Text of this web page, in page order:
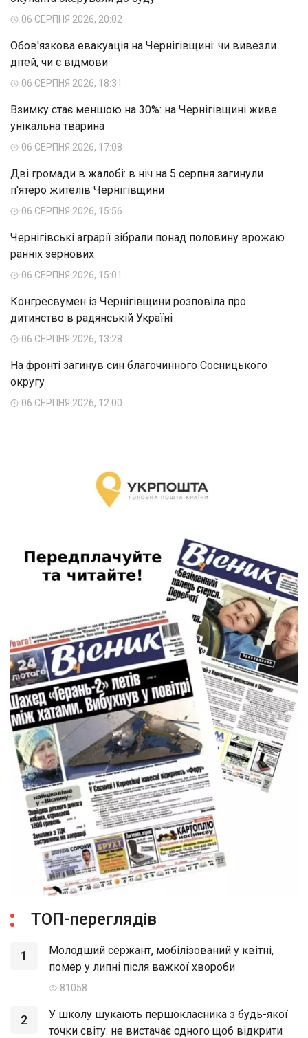
06 СЕРПНЯ 2026, 20:02
Обов'язкова евакуація на Чернігівщині: чи вивезли
дітей, чи є відмови
06 СЕРПНЯ 2026, 18:31
Взимку стає меншою на 30%: на Чернігівщині живе
унікальна тварина
06 СЕРПНЯ 2026, 17:08
Дві громади в жалобі: в ніч на 5 серпня загинули
п'ятеро жителів Чернігівщини
06 СЕРПНЯ 2026, 15:56
Чернігівські аграрії зібрали понад половину врожаю
ранніх зернових
06 СЕРПНЯ 2026, 15:01
Конгресвумен із Чернігівщини розповіла про
дитинство в радянській Україні
06 СЕРПНЯ 2026, 13:28
На фронті загинув син благочинного Сосницького
округу
06 СЕРПНЯ 2026, 12:00
ТОП-переглядів
1
Молодший сержант, мобілізований у квітні,
помер у липні після важкої хвороби
81058
2
У школу шукають першокласника з будь-якої
точки світу: не вистачає одного щоб відкрити